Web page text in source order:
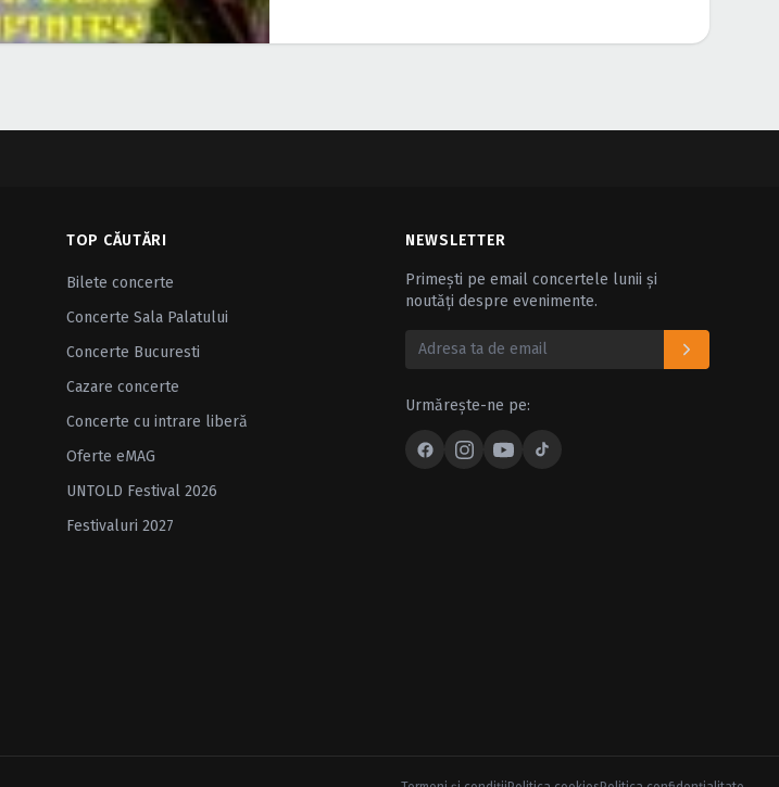
TOP CĂUTĂRI
Bilete concerte
Concerte Sala Palatului
Concerte Bucuresti
Cazare concerte
Concerte cu intrare liberă
Oferte eMAG
UNTOLD Festival 2026
Festivaluri 2027
NEWSLETTER
Primești pe email concertele lunii și
noutăți despre evenimente.
Urmărește-ne pe: